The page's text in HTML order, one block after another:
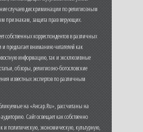
случаев дискриминации по религиозным
признакам, защита прав верующих.
собственных корреспондентов в различных
и предлагает вниманию читателей как
информацию, так и эксклюзивные
обзоры, религиозно-богословские
известных экспертов по различным
на «Ансар.Ru», рассчитаны на
Сайт освещает как собственно
и политическую, экономическую, культурную,